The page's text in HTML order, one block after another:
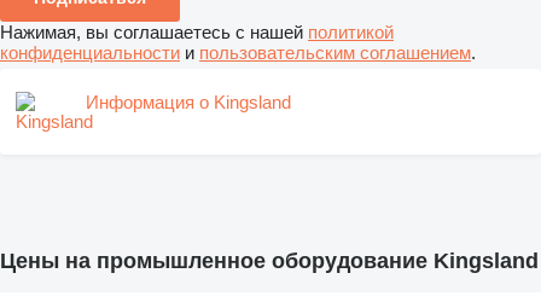
Нажимая, вы соглашаетесь с нашей политикой
конфиденциальности и пользовательским соглашением.
Информация о Kingsland
Цены на промышленное оборудование Kingsland